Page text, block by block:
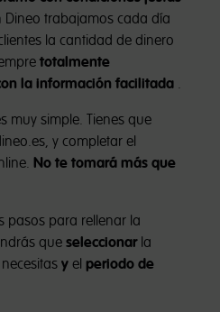
Dineo trabajamos cada día
la cantidad de dinero
totalmente
la información facilitada .
muy simple. Tienes que
y completar el
No te tomará más que
pasos para rellenar la
que seleccionarla
y el periodo de